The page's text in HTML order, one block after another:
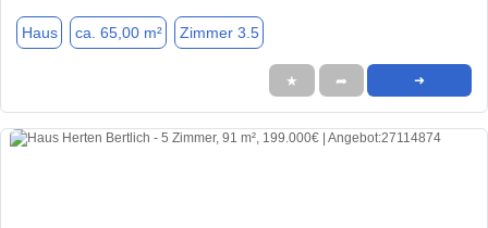
Haus ca. 65,00 m² Zimmer 3.5
★ ➦ ➜